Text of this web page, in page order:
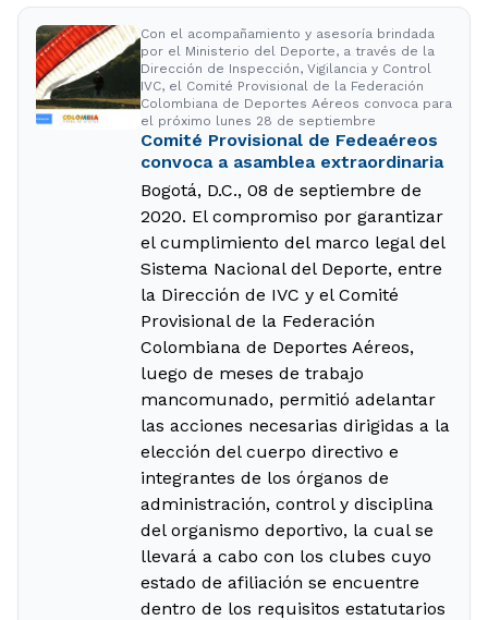
Con el acompañamiento y asesoría brindada
por el Ministerio del Deporte, a través de la
Dirección de Inspección, Vigilancia y Control
IVC, el Comité Provisional de la Federación
Colombiana de Deportes Aéreos convoca para
el próximo lunes 28 de septiembre
Comité Provisional de Fedeaéreos
convoca a asamblea extraordinaria
Bogotá, D.C., 08 de septiembre de
2020. El compromiso por garantizar
el cumplimiento del marco legal del
Sistema Nacional del Deporte, entre
la Dirección de IVC y el Comité
Provisional de la Federación
Colombiana de Deportes Aéreos,
luego de meses de trabajo
mancomunado, permitió adelantar
las acciones necesarias dirigidas a la
elección del cuerpo directivo e
integrantes de los órganos de
administración, control y disciplina
del organismo deportivo, la cual se
llevará a cabo con los clubes cuyo
estado de afiliación se encuentre
dentro de los requisitos estatutarios